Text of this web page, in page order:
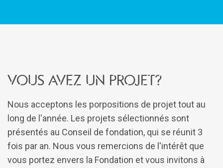
vous avez un projet?
Nous acceptons les porpositions de projet tout au
long de l'année. Les projets sélectionnés sont
présentés au Conseil de fondation, qui se réunit 3
fois par an. Nous vous remercions de l'intérêt que
vous portez envers la Fondation et vous invitons à